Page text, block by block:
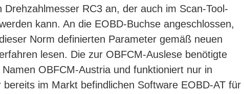
Drehzahlmesser RC3 an, der auch im Scan-Tool-
kann. An die EOBD-Buchse angeschlossen,
Norm definierten Parameter gemäß neuen
lesen. Die zur OBFCM-Auslese benötigte
OBFCM-Austria und funktioniert nur in
bereits im Markt befindlichen Software EOBD-AT für